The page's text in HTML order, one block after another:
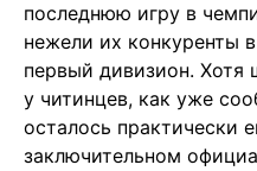
последнюю игру в
нежели их конкуренты
первый дивизион. Хотя
у читинцев, как уже
осталось практически
заключительном